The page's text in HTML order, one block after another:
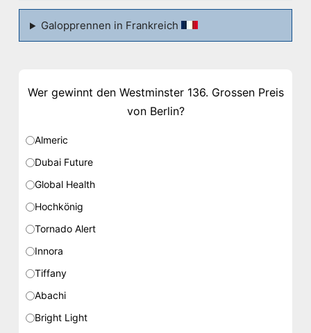
Galopprennen in Frankreich
Wer gewinnt den Westminster 136. Grossen Preis
von Berlin?
Almeric
Dubai Future
Global Health
Hochkönig
Tornado Alert
Innora
Tiffany
Abachi
Bright Light